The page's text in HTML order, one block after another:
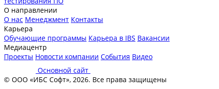
О направлении
О нас Менеджмент Контакты
Карьера
Обучающие программы Карьера в IBS Вакансии
Медиацентр
Проекты Новости компании События Видео
Основной сайт
© ООО «ИБС Софт», 2026. Все права защищены